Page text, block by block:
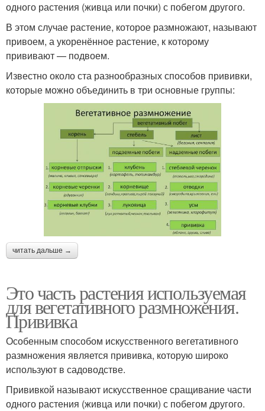
одного растения (живца или почки) с побегом другого.
В этом случае растение, которое размножают, называют
привоем, а укоренённое растение, к которому
прививают — подвоем.
Известно около ста разнообразных способов прививки,
которые можно объединить в три основные группы:
читать дальше →
Это часть растения используемая
для вегетативного размножения.
Прививка
Особенным способом искусственного вегетативного
размножения является прививка, которую широко
используют в садоводстве.
Прививкой называют искусственное сращивание части
одного растения (живца или почки) с побегом другого.